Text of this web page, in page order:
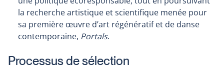
la recherche artistique et scientifique menée pour
sa première œuvre d’art régénératif et de danse
contemporaine, Portals.
Processus de sélection